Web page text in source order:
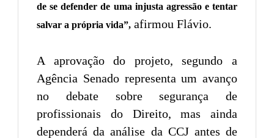
de se defender de uma injusta agressão e tentar
salvar a própria vida”, afirmou Flávio.
A aprovação do projeto, segundo a
Agência Senado representa um avanço
no debate sobre segurança de
profissionais do Direito, mas ainda
dependerá da análise da CCJ antes de